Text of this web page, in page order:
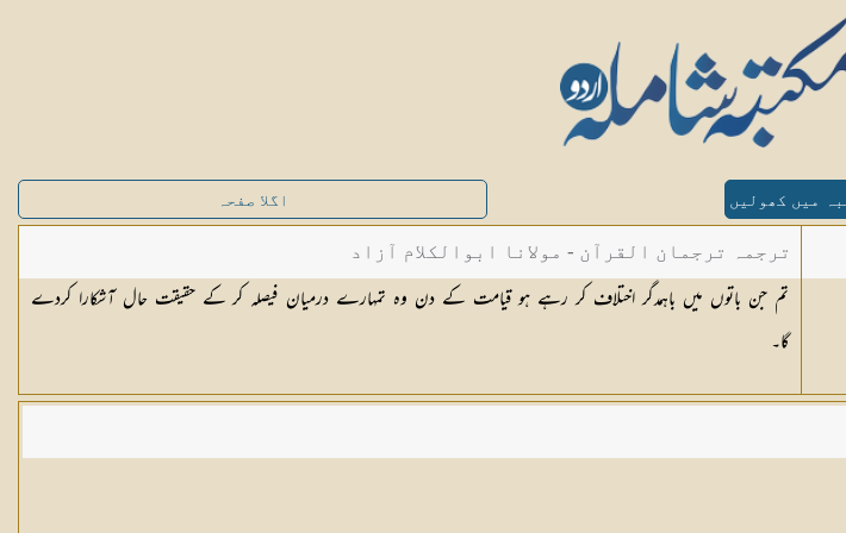
میں کھولیں اگلا صفحہ
ترجمہ ترجمان القرآن - مولانا ابوالکلام آزاد
تم جن باتوں میں باہمدگر اختلاف کر رہے ہو قیامت کے دن وہ تمہارے درمیان فیصلہ کر کے حقیقت حال آشکارا کردے
گا۔